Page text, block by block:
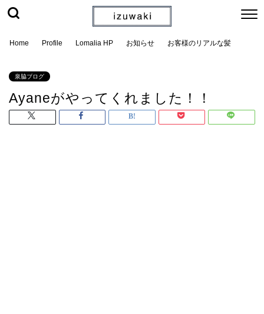
Home Profile Lomalia HP お知らせ お客様のリアルな髪
泉脇ブログ
Ayaneがやってくれました！！